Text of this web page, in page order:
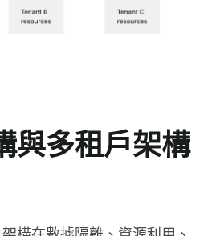
與多租戶架構